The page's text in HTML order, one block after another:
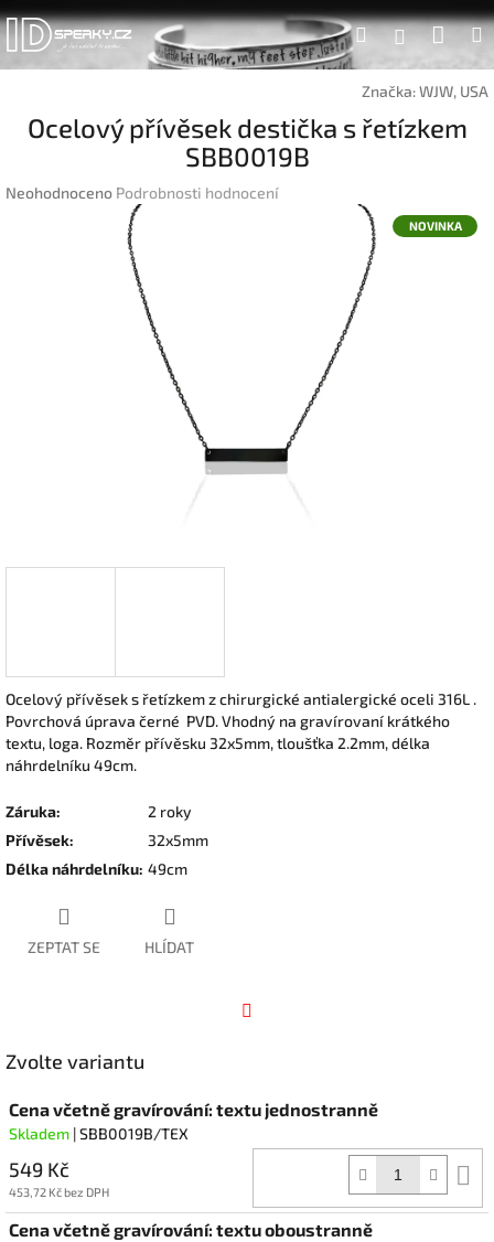
Přejít
na
obsah
Hledat
Značka:WJW, USA
Ocelový přívěsek destička s řetízkem
SBB0019B
Průměrné
Neohodnoceno Podrobnosti hodnocení
NOVINKA
Ocelový přívěsek s řetízkem z chirurgické antialergické oceli 316L .
Povrchová úprava černé PVD. Vhodný na gravírovaní krátkého
textu, loga. Rozměr přívěsku 32x5mm, tloušťka 2.2mm, délka
náhrdelníku 49cm.
Záruka:
2 roky
Přívěsek:
32x5mm
Délka náhrdelníku: 49cm
ZEPTAT SE HLÍDAT
Zvolte variantu
Cena včetně gravírování: textu jednostranně
Skladem | SBB0019B/TEX
549 Kč
453,72 Kč bez DPH
Cena včetně gravírování: textu oboustranně